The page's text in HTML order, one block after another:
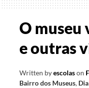
O museu
e outras
Written byescolason
Bairro dos Museus,